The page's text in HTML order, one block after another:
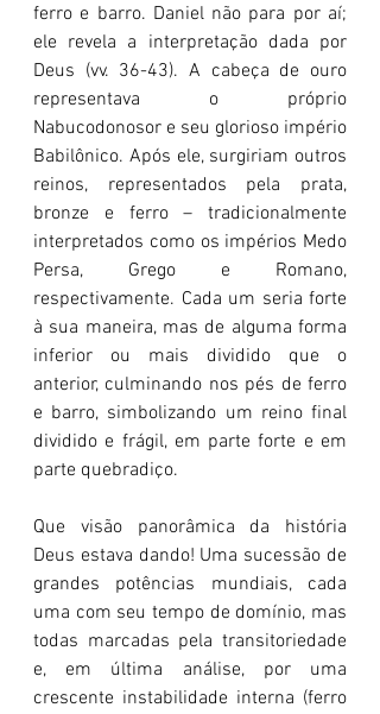
ferro e barro. Daniel não para por aí;
ele revela a interpretação dada por
Deus (vv. 36-43). A cabeça de ouro
representava o próprio
Nabucodonosor e seu glorioso império
Babilônico. Após ele, surgiriam outros
reinos, representados pela prata,
bronze e ferro – tradicionalmente
interpretados como os impérios Medo
Persa, Grego e Romano,
respectivamente. Cada um seria forte
à sua maneira, mas de alguma forma
inferior ou mais dividido que o
anterior, culminando nos pés de ferro
e barro, simbolizando um reino final
dividido e frágil, em parte forte e em
parte quebradiço.
Que visão panorâmica da história
Deus estava dando! Uma sucessão de
grandes potências mundiais, cada
uma com seu tempo de domínio, mas
todas marcadas pela transitoriedade
e, em última análise, por uma
crescente instabilidade interna (ferro